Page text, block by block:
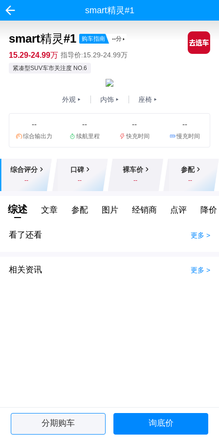
smart精灵#1
smart精灵#1 购车指南 --分
15.29-24.99万 指导价:15.29-24.99万
紧凑型SUV车市关注度 NO.6
外观 内饰 座椅
--
综合输出力
--
续航里程
--
快充时间
--
慢充时间
综合评分
--
口碑
--
裸车价
--
参配
--
综述 文章 参配 图片 经销商 点评 降价
看了还看 更多 >
相关资讯 更多 >
分期购车 询底价